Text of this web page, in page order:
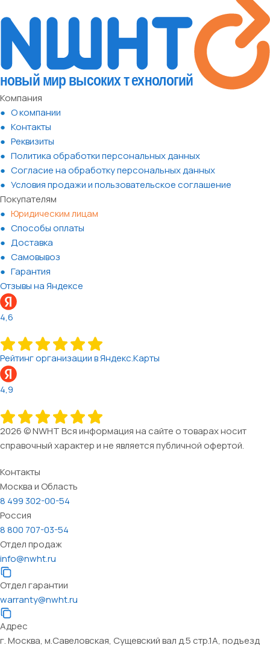
Компания
О компании
Контакты
Реквизиты
Политика обработки персональных данных
Согласие на обработку персональных данных
Условия продажи и пользовательское соглашение
Покупателям
Юридическим лицам
Способы оплаты
Доставка
Самовывоз
Гарантия
Отзывы на Яндексе
4,6
Рейтинг организации в Яндекс.Карты
4,9
2026 © NWHT Вся информация на сайте о товарах носит
справочный характер и не является публичной офертой.
Контакты
Москва и Область
8 499 302-00-54
Россия
8 800 707-03-54
Отдел продаж
info@nwht.ru
Отдел гарантии
warranty@nwht.ru
Адрес
г. Москва, м.Савеловская, Сущевский вал д.5 стр.1А, подъезд